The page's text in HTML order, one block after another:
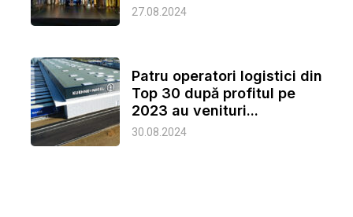
27.08.2024
Patru operatori logistici din
Top 30 după profitul pe
2023 au venituri...
30.08.2024